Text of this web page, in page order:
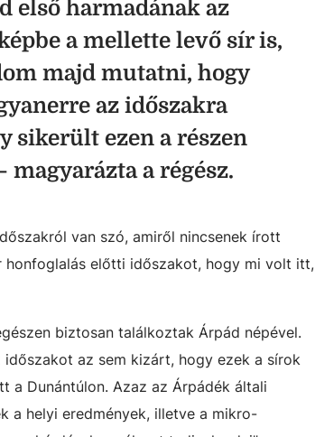
első harmadának az
a mellette levő sír is,
majd mutatni, hogy
az időszakra
sikerült ezen a részen
magyarázta a régész.
van szó, amiről nincsenek írott
honfoglalás előtti időszakot, hogy mi volt itt,
biztosan találkoztak Árpád népével.
az sem kizárt, hogy ezek a sírok
a Dunántúlon. Azaz az Árpádék általi
a helyi eredmények, illetve a mikro-